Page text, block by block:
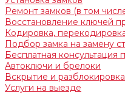
Ремонт замков (в том
Восстановление ключей
Кодировка,
Подбор замка на замену
Бесплатная консультация
Автоключи и брелоки
Вскрытие и
Услуги на выезде